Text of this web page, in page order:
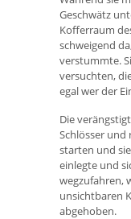
Geschwätz
Kofferraum
schweigend
verstummte.
versuchten,
egal wer der
Die
Schlösser und
starten und
einlegte und
wegzufahren,
unsichtbaren
abgehoben.